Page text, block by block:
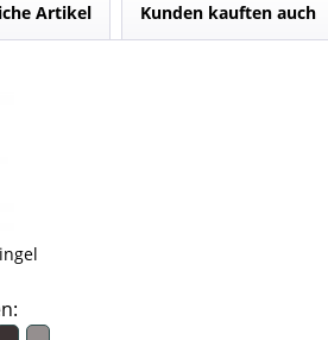
Artikel Kunden kauften auch